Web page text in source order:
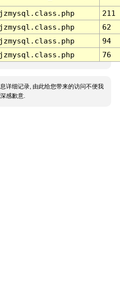
211
62
94
76
详细记录, 由此给您带来的访问不便我
感歉意.